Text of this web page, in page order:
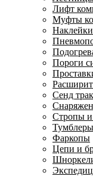
Лифт
Муфты
Пороги
Сенд
Стропы
Фаркопы
Цепи и